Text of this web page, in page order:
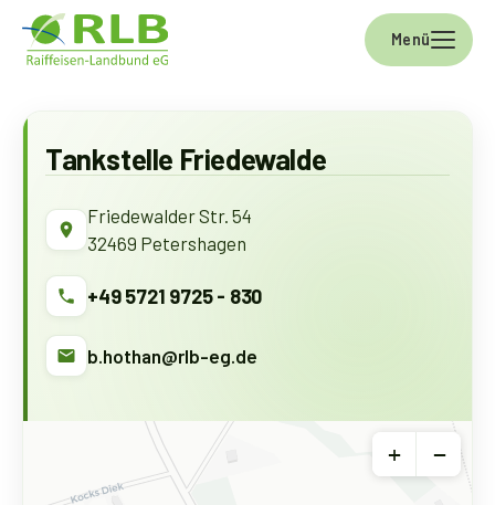
Skip to main navigation
Skip to main content
Skip to page footer
Menü
Tankstelle Friedewalde
Friedewalder Str. 54
32469 Petershagen
+49 5721 9725 - 830
b.hothan@rlb-eg.de
+ −